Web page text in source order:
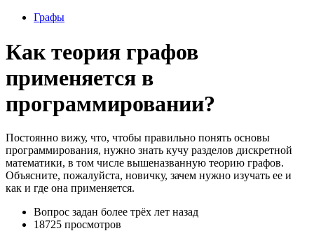
Графы
Как теория графов
применяется в
программировании?
Постоянно вижу, что, чтобы правильно понять основы
программирования, нужно знать кучу разделов дискретной
математики, в том числе вышеназванную теорию графов.
Объясните, пожалуйста, новичку, зачем нужно изучать ее и
как и где она применяется.
Вопрос задан более трёх лет назад
18725 просмотров